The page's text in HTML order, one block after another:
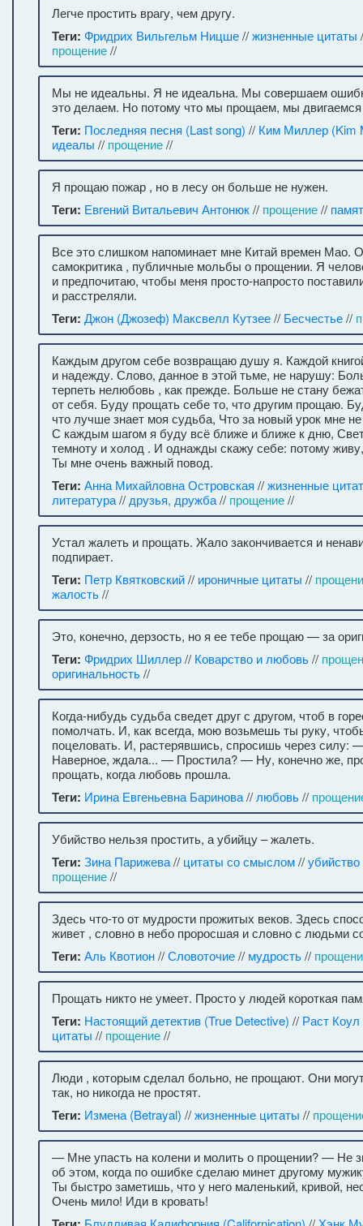
Легче простить врагу, чем другу.
Теги: Фридрих Вильгельм Ницше//жизненные цитаты
прощение//
Мы не идеальны. Я не идеальна. Мы совершаем
это делаем. Но потому что мы прощаем, мы
Теги: Последняя песня (Last song) // Ким Миллер (Kim
идеалы // прощение//
Я прощаю пожар , но в лесу он больше не нужен.
Теги: Евгений Витальевич Антонюк// прощение//
Все это слишком напоминает мне Китай времен Мао.
самокритика , публичные мольбы о прощении. Я
и предпочитаю, чтобы меня просто-напросто
и расстреляли.
Теги: Джон (Джозеф) Максвелл Кутзее// Бесчестье//
Каждым другом себе возвращаю душу я. Каждой
и надежду. Слово, данное в этой тьме, не нарушу:
терпеть нелюбовь , как прежде. Больше не стану
от себя. Буду прощать себе то, что другим прощаю.
что лучше знает моя судьба, Что за новый урок мне
С каждым шагом я буду всё ближе и ближе к дню,
темноту и холод . И однажды скажу себе: потому
Ты мне очень важный повод.
Теги: Анна Михайловна Островская //жизненные
литература// друзья, дружба// прощение//
Устал жалеть и прощать. Жало закончивается и
подпирает.
Теги: Петр Квятковский// ироничные цитаты //
жалость//
Это, конечно, дерзость, но я ее тебе прощаю — за
Теги: Фридрих Шиллер// Коварство и любовь//
оригинальность//
Когда-нибудь судьба сведет друг с другом, чтоб в
помолчать. И, как всегда, мою возьмешь ты руку,
поцеловать. И, растерявшись, спросишь через
Наверное, ждала... — Простила? — Ну, конечно же,
прощать, когда любовь прошла.
Теги: Ирина Евгеньевна Баринова// любовь//
Убийство нельзя простить, а убийцу – жалеть.
Теги: Зина Парижева// цитаты со смыслом//убийство
прощение//
Здесь что-то от мудрости прожитых веков. Здесь
живет , словно в небо проросшая и словно с людьми
Теги: Аль Квотион//Словоточие// мудрость//
Прощать никто не умеет. Просто у людей короткая
Теги: Настоящий детектив (True Detective) // Раст Коул
цитаты // прощение//
Люди , которым сделал больно, не прощают. Они могут
так, но никогда не простят.
Теги: Измена (Betrayal) //жизненные цитаты //
— Мне упасть на колени и молить о прощении? — Не
об этом, когда по ошибке сделаю минет другому
Ты быстро заметишь, что у него маленький, кривой,
Очень мило! Иди в кровать!